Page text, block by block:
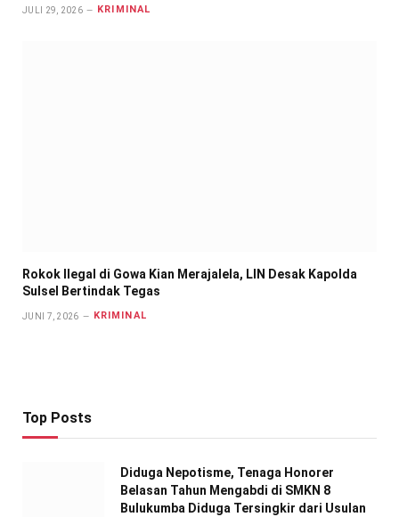
JULI 29, 2026 KRIMINAL
Rokok Ilegal di Gowa Kian Merajalela, LIN Desak Kapolda
Sulsel Bertindak Tegas
JUNI 7, 2026 KRIMINAL
Top Posts
Diduga Nepotisme, Tenaga Honorer
Belasan Tahun Mengabdi di SMKN 8
Bulukumba Diduga Tersingkir dari Usulan